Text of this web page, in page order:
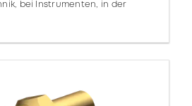
bei Instrumenten, in der